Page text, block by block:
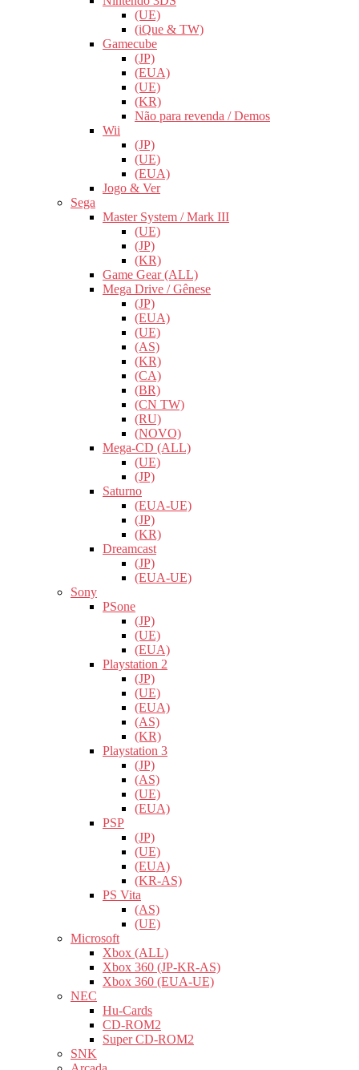
(UE)
(iQue & TW)
Gamecube
(JP)
(EUA)
(UE)
(KR)
Não para revenda / Demos
Wii
(JP)
(UE)
(EUA)
Jogo & Ver
Sega
Master System / Mark III
(UE)
(JP)
(KR)
Game Gear (ALL)
Mega Drive / Gênese
(JP)
(EUA)
(UE)
(AS)
(KR)
(CA)
(BR)
(CN TW)
(RU)
(NOVO)
Mega-CD (ALL)
(UE)
(JP)
Saturno
(EUA-UE)
(JP)
(KR)
Dreamcast
(JP)
(EUA-UE)
Sony
PSone
(JP)
(UE)
(EUA)
Playstation 2
(JP)
(UE)
(EUA)
(AS)
(KR)
Playstation 3
(JP)
(AS)
(UE)
(EUA)
PSP
(JP)
(UE)
(EUA)
(KR-AS)
PS Vita
(AS)
(UE)
Microsoft
Xbox (ALL)
Xbox 360 (JP-KR-AS)
Xbox 360 (EUA-UE)
NEC
Hu-Cards
CD-ROM2
Super CD-ROM2
SNK